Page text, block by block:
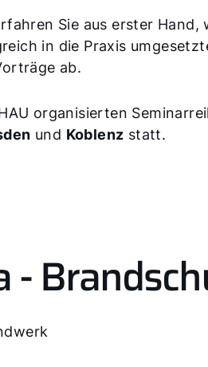
Sie aus erster
in die Praxis
ab.
organisierten
und Koblenz statt.
-